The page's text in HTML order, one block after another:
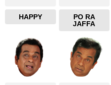
HAPPY
PO RA
JAFFA